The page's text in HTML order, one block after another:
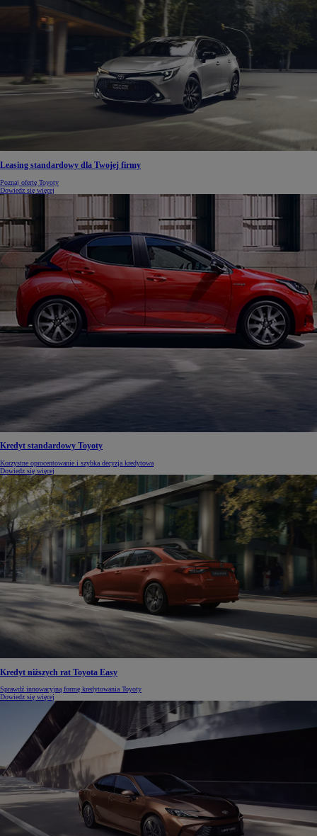
Leasing standardowy dla Twojej firmy
Poznaj ofertę Toyoty
Dowiedz się więcej
Kredyt standardowy Toyoty
Korzystne oprocentowanie i szybka decyzja kredytowa
Dowiedz się więcej
Kredyt niższych rat Toyota Easy
Sprawdź innowacyjną formę kredytowania Toyoty
Dowiedz się więcej